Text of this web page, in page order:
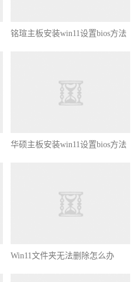
铭瑄主板安装win11设置bios方法
华硕主板安装win11设置bios方法
Win11文件夹无法删除怎么办